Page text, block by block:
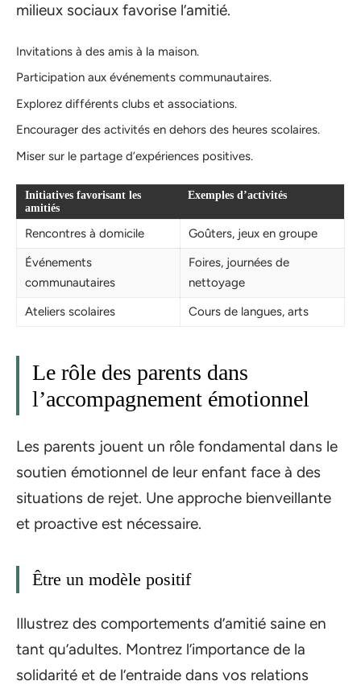
milieux sociaux favorise l’amitié.
Invitations à des amis à la maison.
Participation aux événements communautaires.
Explorez différents clubs et associations.
Encourager des activités en dehors des heures scolaires.
Miser sur le partage d’expériences positives.
Initiatives favorisant les
amitiés
Exemples d’activités
Rencontres à domicile
Goûters, jeux en groupe
Événements
communautaires
Foires, journées de
nettoyage
Ateliers scolaires
Cours de langues, arts
Le rôle des parents dans
l’accompagnement émotionnel
Les parents jouent un rôle fondamental dans le
soutien émotionnel de leur enfant face à des
situations de rejet. Une approche bienveillante
et proactive est nécessaire.
Être un modèle positif
Illustrez des comportements d’amitié saine en
tant qu’adultes. Montrez l’importance de la
solidarité et de l’entraide dans vos relations